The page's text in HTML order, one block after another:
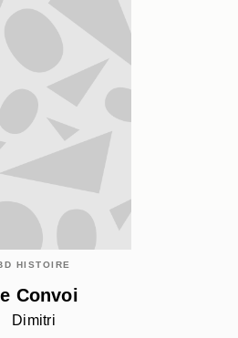
HISTOIRE
Convoi
Dimitri